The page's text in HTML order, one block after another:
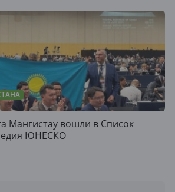
Мангистау вошли в Список
ЮНЕСКО